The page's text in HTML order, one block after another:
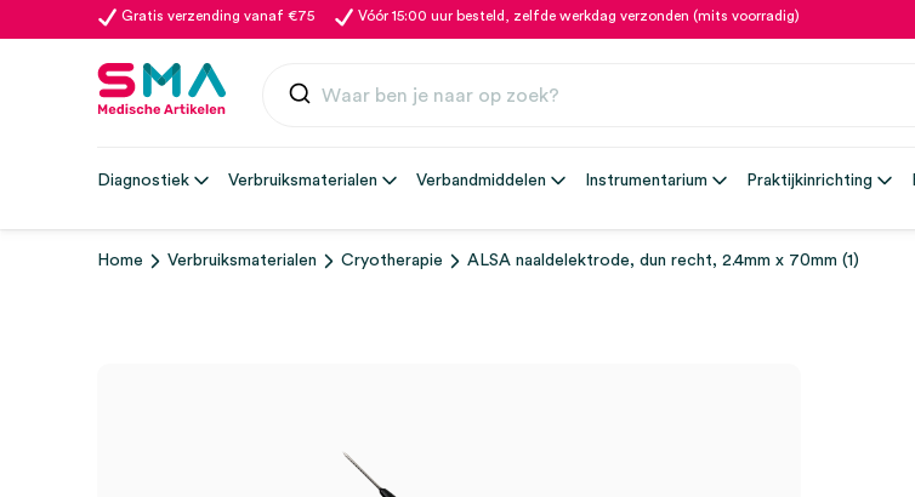
Gratis verzending vanaf €75 Vóór 15:00 uur besteld, zelfde werkdag verzonden (mits voorradig)
Diagnostiek Verbruiksmaterialen Verbandmiddelen Instrumentarium Praktijkinrichting
Home Verbruiksmaterialen Cryotherapie ALSA naaldelektrode, dun recht, 2.4mm x 70mm (1)